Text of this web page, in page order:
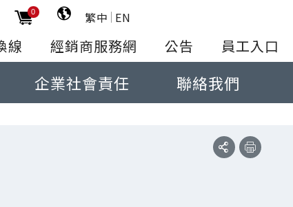
0 繁中 EN
線 經銷商服務網 公告 員工入口
企業社會責任 聯絡我們